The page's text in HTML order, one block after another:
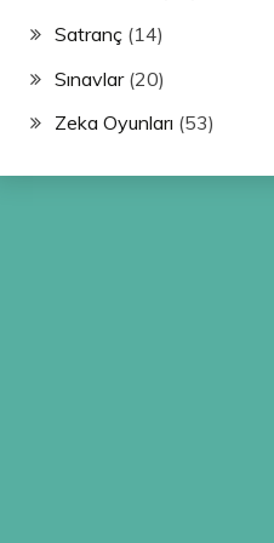
Satranç(14)
Sınavlar(20)
Zeka Oyunları (53)